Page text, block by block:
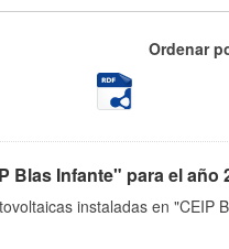
Ordenar
Blas Infante" para el año
instaladas en "CEIP